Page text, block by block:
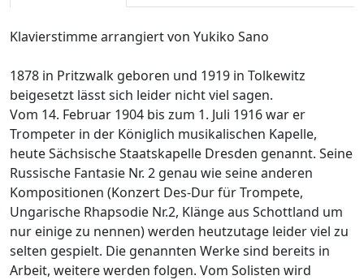
Klavierstimme arrangiert von Yukiko Sano
1878 in Pritzwalk geboren und 1919 in Tolkewitz
beigesetzt lässt sich leider nicht viel sagen.
Vom 14. Februar 1904 bis zum 1. Juli 1916 war er
Trompeter in der Königlich musikalischen Kapelle,
heute Sächsische Staatskapelle Dresden genannt. Seine
Russische Fantasie Nr. 2 genau wie seine anderen
Kompositionen (Konzert Des-Dur für Trompete,
Ungarische Rhapsodie Nr.2, Klänge aus Schottland um
nur einige zu nennen) werden heutzutage leider viel zu
selten gespielt. Die genannten Werke sind bereits in
Arbeit, weitere werden folgen. Vom Solisten wird